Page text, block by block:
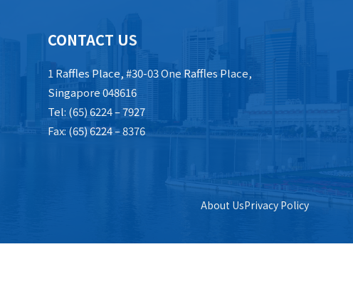
CONTACT US
1 Raffles Place, #30-03 One Raffles Place,
Singapore 048616
Tel: (65) 6224 – 7927
Fax: (65) 6224 – 8376
About UsPrivacy Policy